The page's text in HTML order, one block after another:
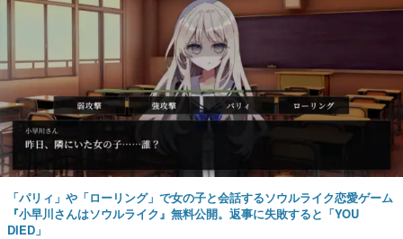
「パリィ」や「ローリング」で女の子と会話するソウルライク恋愛ゲーム
『小早川さんはソウルライク』無料公開。返事に失敗すると「YOU
DIED」